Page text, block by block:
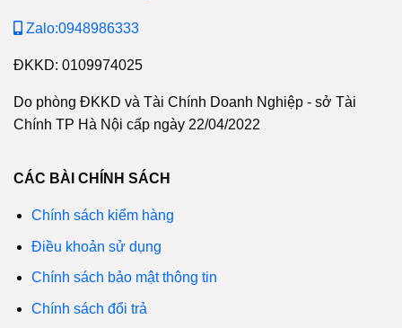
Zalo:0948986333
ĐKKD: 0109974025
Do phòng ĐKKD và Tài Chính Doanh Nghiệp - sở Tài
Chính TP Hà Nội cấp ngày 22/04/2022
CÁC BÀI CHÍNH SÁCH
Chính sách kiểm hàng
Điều khoản sử dụng
Chính sách bảo mật thông tin
Chính sách đổi trả